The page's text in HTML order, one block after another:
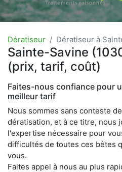
Dératiseur Dératiseur à
Sainte-Savine
(prix, tarif, coût)
Faites-nous confiance pour
meilleur tarif
Nous sommes sans conteste
dératisation, et à ce titre, nous
l'expertise nécessaire pour
difficultés de toutes ces bêtes
vous.
Faites appel à nous au plus